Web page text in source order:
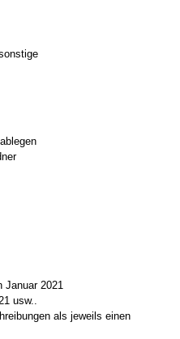
Januar 2021
usw..
als jeweils einen